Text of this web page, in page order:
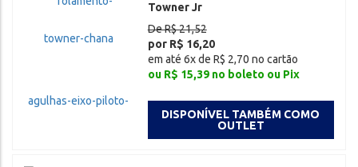
Towner Jr
De R$ 21,52
por R$ 16,20
em até 6x de R$ 2,70 no cartão
ou R$ 15,39 no boleto ou Pix
DISPONÍVEL TAMBÉM COMO
OUTLET